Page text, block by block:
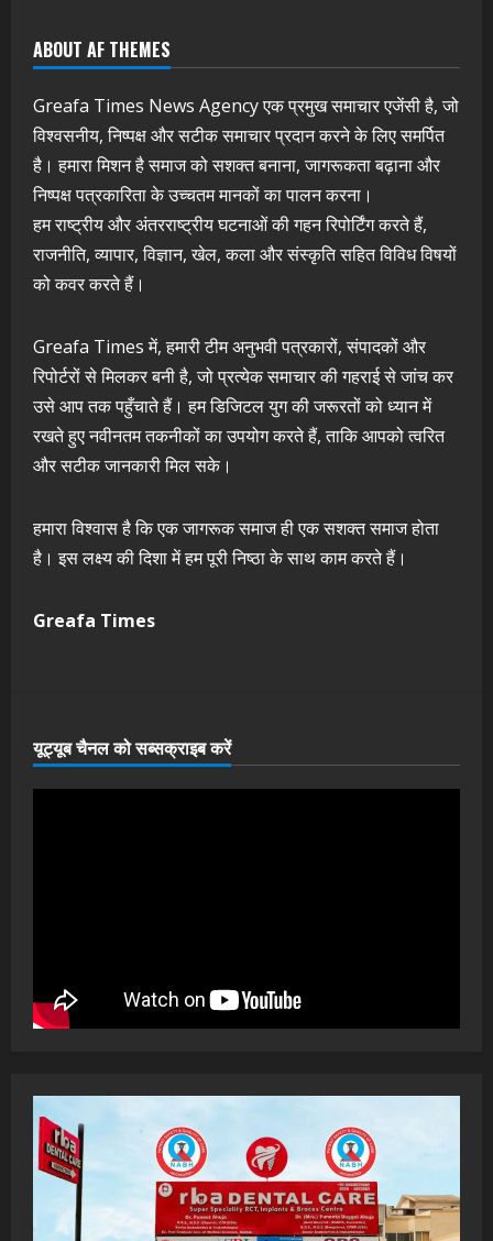
ABOUT AF THEMES
Greafa Times News Agency एक प्रमुख समाचार एजेंसी है, जो
विश्वसनीय, निष्पक्ष और सटीक समाचार प्रदान करने के लिए समर्पित
है। हमारा मिशन है समाज को सशक्त बनाना, जागरूकता बढ़ाना और
निष्पक्ष पत्रकारिता के उच्चतम मानकों का पालन करना।
हम राष्ट्रीय और अंतरराष्ट्रीय घटनाओं की गहन रिपोर्टिंग करते हैं,
राजनीति, व्यापार, विज्ञान, खेल, कला और संस्कृति सहित विविध विषयों
को कवर करते हैं।
Greafa Times में, हमारी टीम अनुभवी पत्रकारों, संपादकों और
रिपोर्टरों से मिलकर बनी है, जो प्रत्येक समाचार की गहराई से जांच कर
उसे आप तक पहुँचाते हैं। हम डिजिटल युग की जरूरतों को ध्यान में
रखते हुए नवीनतम तकनीकों का उपयोग करते हैं, ताकि आपको त्वरित
और सटीक जानकारी मिल सके।
हमारा विश्वास है कि एक जागरूक समाज ही एक सशक्त समाज होता
है। इस लक्ष्य की दिशा में हम पूरी निष्ठा के साथ काम करते हैं।
Greafa Times
यूट्यूब चैनल को सब्सक्राइब करें